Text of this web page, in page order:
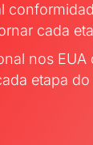
cada
nos
etapa